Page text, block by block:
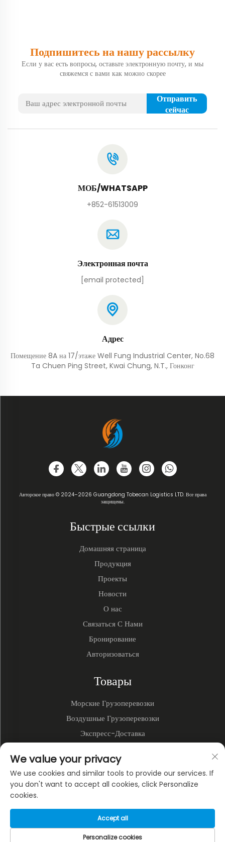
Подпишитесь на нашу рассылку
Если у вас есть вопросы, оставьте электронную почту, и мы
свяжемся с вами как можно скорее
Отправить
сейчас
МОБ/WHATSAPP
+852-61513009
Электронная почта
[email protected]
Адрес
Помещение 8A на 17/этаже Well Fung Industrial Center, No.68
Ta Chuen Ping Street, Kwai Chung, N.T., Гонконг
Авторское право © 2024–2026 Guangdong Tobecan Logistics LTD. Все права
защищены.
Быстрые ссылки
Домашняя страница
Продукция
Проекты
Новости
О нас
Связаться С Нами
Бронирование
Авторизоваться
Товары
Морские Грузоперевозки
Воздушные Грузоперевозки
Экспресс-Доставка
Наземные Перевозки
Мультимодальные Перевозки
О КОМПАНИИ
Политика конфиденциальности
We value your privacy
We use cookies and similar tools to provide our services. If
you don't want to accept all cookies, click Personalize
cookies.
Personalize cookies
Accept all